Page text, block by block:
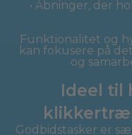
• Åbninger, der
Funktionalitet og
kan fokusere på
og
Ideel til
Godbidstasker er